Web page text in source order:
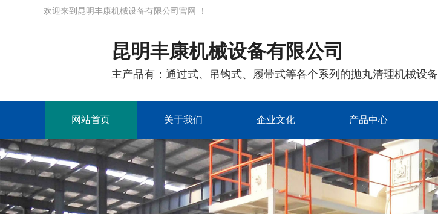
欢迎来到昆明丰康机械设备有限公司官网 ！
昆明丰康机械设备有限公司
主产品有：通过式、吊钩式、履带式等各个系列的抛丸清理机械设备
网站首页 关于我们 企业文化 产品中心
表面处理设备系列